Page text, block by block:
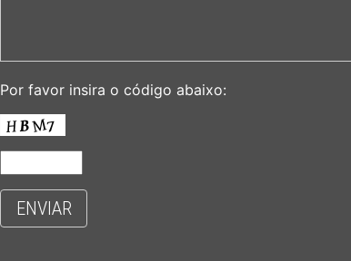
Por favor insira o código abaixo:
ENVIAR